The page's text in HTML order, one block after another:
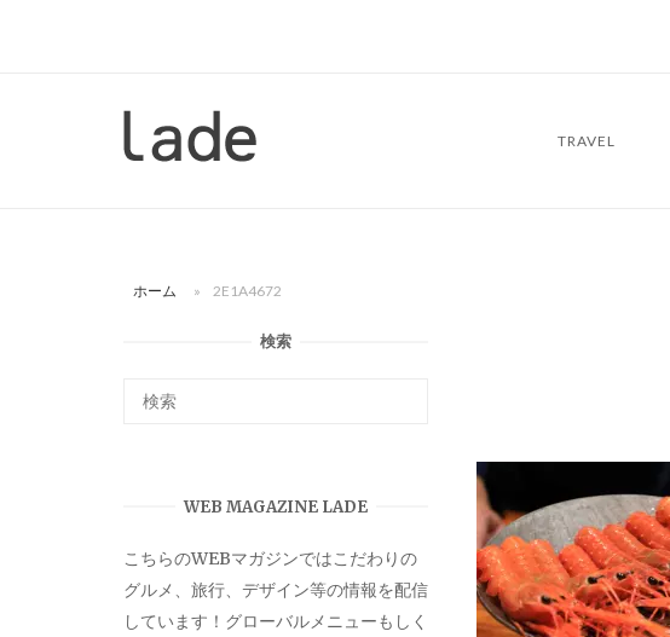
ー
TRAVEL
ホーム » 2E1A4672
検索
WEB MAGAZINE LADE
こちらのWEBマガジンではこだわりの
グルメ、旅行、デザイン等の情報を配信
しています！グローバルメニューもしく